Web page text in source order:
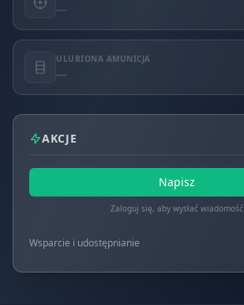
—
ULUBIONA AMUNICJA
—
AKCJE
Napisz
Zaloguj się, aby wysłać wiadomość
Wsparcie i udostępnianie